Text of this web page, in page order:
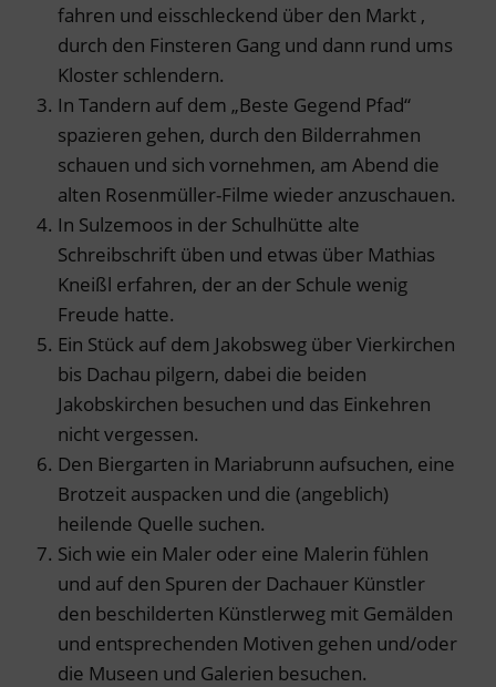
fahren und eisschleckend über den Markt ,
durch den Finsteren Gang und dann rund ums
Kloster schlendern.
In Tandern auf dem „Beste Gegend Pfad“
spazieren gehen, durch den Bilderrahmen
schauen und sich vornehmen, am Abend die
alten Rosenmüller-Filme wieder anzuschauen.
In Sulzemoos in der Schulhütte alte
Schreibschrift üben und etwas über Mathias
Kneißl erfahren, der an der Schule wenig
Freude hatte.
Ein Stück auf dem Jakobsweg über Vierkirchen
bis Dachau pilgern, dabei die beiden
Jakobskirchen besuchen und das Einkehren
nicht vergessen.
Den Biergarten in Mariabrunn aufsuchen, eine
Brotzeit auspacken und die (angeblich)
heilende Quelle suchen.
Sich wie ein Maler oder eine Malerin fühlen
und auf den Spuren der Dachauer Künstler
den beschilderten Künstlerweg mit Gemälden
und entsprechenden Motiven gehen und/oder
die Museen und Galerien besuchen.